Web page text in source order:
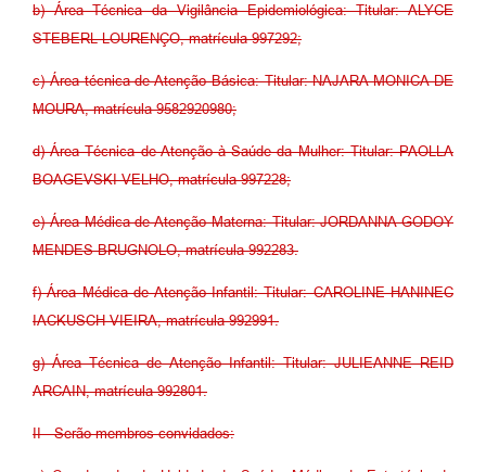
b) Área Técnica da Vigilância Epidemiológica: Titular: ALYCE
STEBERL LOURENÇO, matrícula 997292;
c) Área técnica de Atenção Básica: Titular: NAJARA MONICA DE
MOURA, matrícula 9582920980;
d) Área Técnica de Atenção à Saúde da Mulher: Titular: PAOLLA
BOAGEVSKI VELHO, matrícula 997228;
e) Área Médica de Atenção Materna: Titular: JORDANNA GODOY
MENDES BRUGNOLO, matrícula 992283.
f) Área Médica de Atenção Infantil: Titular: CAROLINE HANINEC
IACKUSCH VIEIRA, matrícula 992991.
g) Área Técnica de Atenção Infantil: Titular: JULIEANNE REID
ARCAIN, matrícula 992801.
II - Serão membros convidados: